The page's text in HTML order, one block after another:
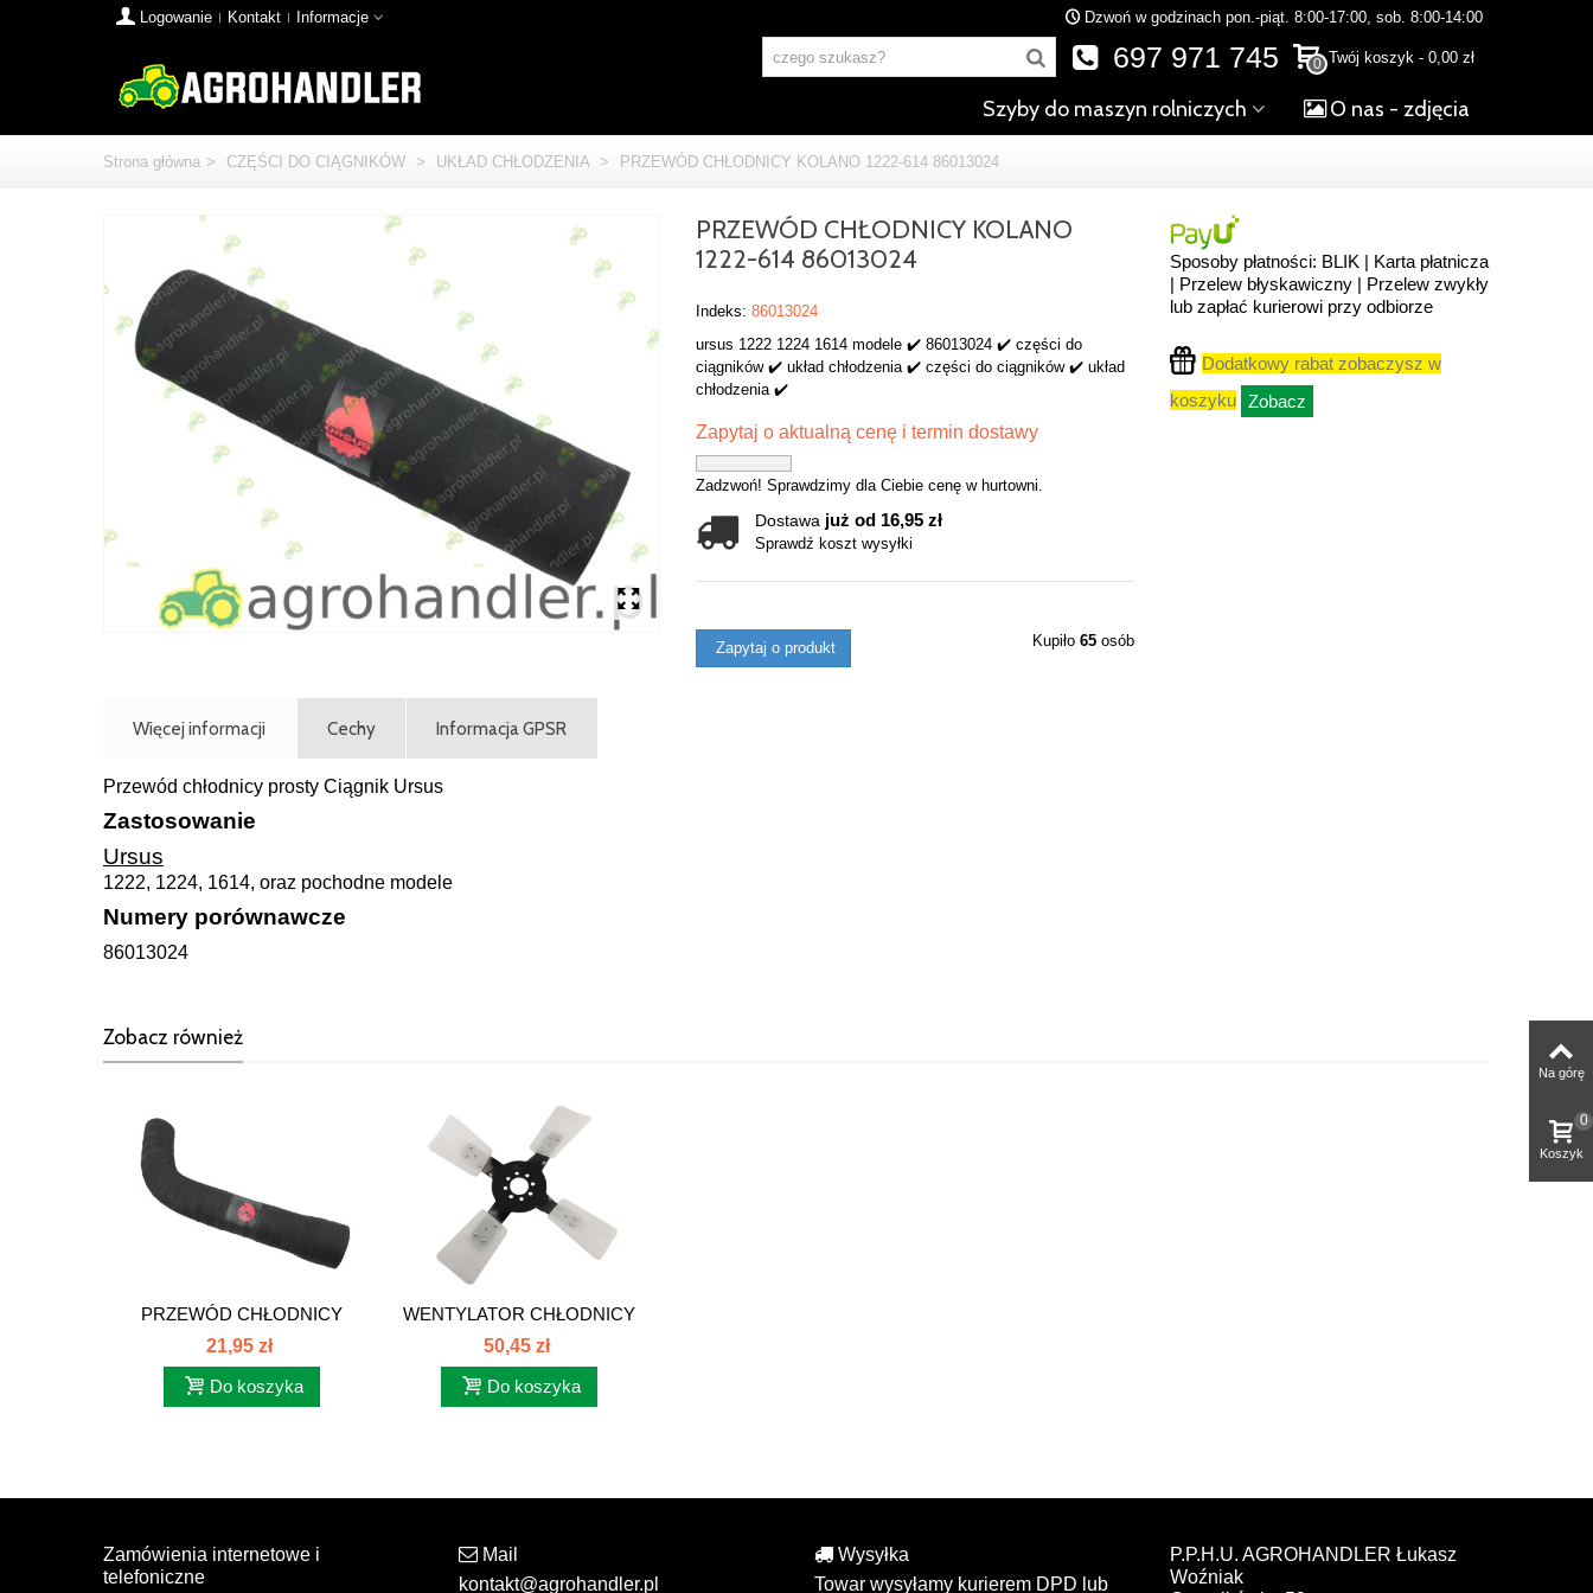
Logowanie Kontakt Informacje Dzwoń w godzinach pon.-piąt. 8:00-17:00, sob. 8:00-14:00
0 Twój koszyk - 0,00 zł
697 971 745
Szyby do maszyn rolniczych O nas - zdjęcia
Strona główna > CZĘŚCI DO CIĄGNIKÓW > UKŁAD CHŁODZENIA > PRZEWÓD CHŁODNICY KOLANO 1222-614 86013024
PRZEWÓD CHŁODNICY KOLANO
1222-614 86013024
Indeks: 86013024
ursus 1222 1224 1614 modele ✔️ 86013024 ✔️ części do
ciągników ✔️ układ chłodzenia ✔️ części do ciągników ✔️ układ
chłodzenia ✔️
Zapytaj o aktualną cenę i termin dostawy
Zadzwoń! Sprawdzimy dla Ciebie cenę w hurtowni.
Dostawa już od 16,95 zł
Sprawdź koszt wysyłki
Kupiło 65osób
Zapytaj o produkt
Sposoby płatności: BLIK | Karta płatnicza
| Przelew błyskawiczny | Przelew zwykły
lub zapłać kurierowi przy odbiorze
Dodatkowy rabat zobaczysz w
koszyku Zobacz
Więcej informacji Cechy Informacja GPSR
Przewód chłodnicy prosty Ciągnik Ursus
Zastosowanie
Ursus
1222, 1224, 1614, oraz pochodne modele
Numery porównawcze
86013024
Zobacz również
PRZEWÓD CHŁODNICY
KOLANO KRÓTKIE...
21,95 zł
Do koszyka
WENTYLATOR CHŁODNICY
4-ŁOPATKI...
50,45 zł
Do koszyka
Zamówienia internetowe i
telefoniczne
Mail
kontakt@agrohandler.pl
Wysyłka
Towar wysyłamy kurierem DPD lub
P.P.H.U. AGROHANDLER Łukasz
Woźniak
Na górę
Koszyk
0